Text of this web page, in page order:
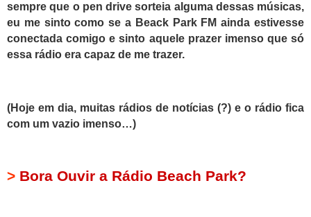
sempre que o pen drive sorteia alguma dessas músicas,
eu me sinto como se a Beack Park FM ainda estivesse
conectada comigo e sinto aquele prazer imenso que só
essa rádio era capaz de me trazer.
(Hoje em dia, muitas rádios de notícias (?) e o rádio fica
com um vazio imenso…)
> Bora Ouvir a Rádio Beach Park?